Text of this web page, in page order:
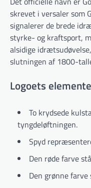
skrevet i versaler som
signalerer de brede
styrke- og kraftsport,
alsidige
slutningen af 1800-
Logoets
To krydsede
tyngdeløftningen.
Spyd
Den røde farve
Den grønne